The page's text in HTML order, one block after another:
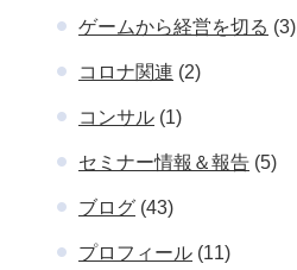
ゲームから経営を切る (3)
コロナ関連 (2)
コンサル (1)
セミナー情報＆報告 (5)
ブログ (43)
プロフィール (11)